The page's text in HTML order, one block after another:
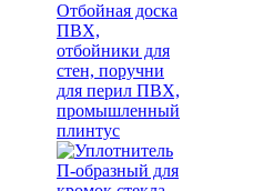
Отбойная доска
ПВХ,
отбойники для
стен, поручни
для перил ПВХ,
промышленный
плинтус